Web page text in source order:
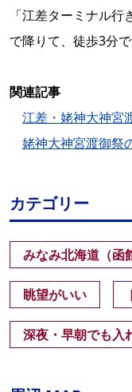
「江差ターミナル
で降りて、徒歩3分で
関連記事
江差・姥神大神宮
姥神大神宮渡御祭
カテゴリー
みなみ北海道（函
眺望がいい
深夜・早朝でも入